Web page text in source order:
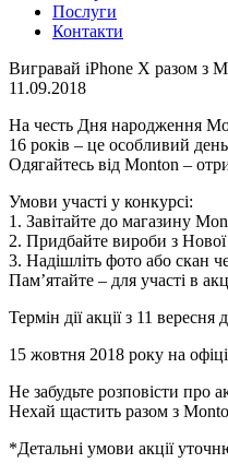
Послуги
Контакти
Вигравай iPhone X разом з
11.09.2018
На честь Дня народження
16 років – це особливий
Одягайтесь від Monton –
Умови участі у конкурсі:
1. Завітайте до магазину
2. Придбайте вироби з Нової
3. Надішліть фото або скан
Пам’ятайте – для участі в
Термін дії акції з 11
15 жовтня 2018 року на
Не забудьте розповісти про
Нехай щастить разом з
*Детальні умови акції